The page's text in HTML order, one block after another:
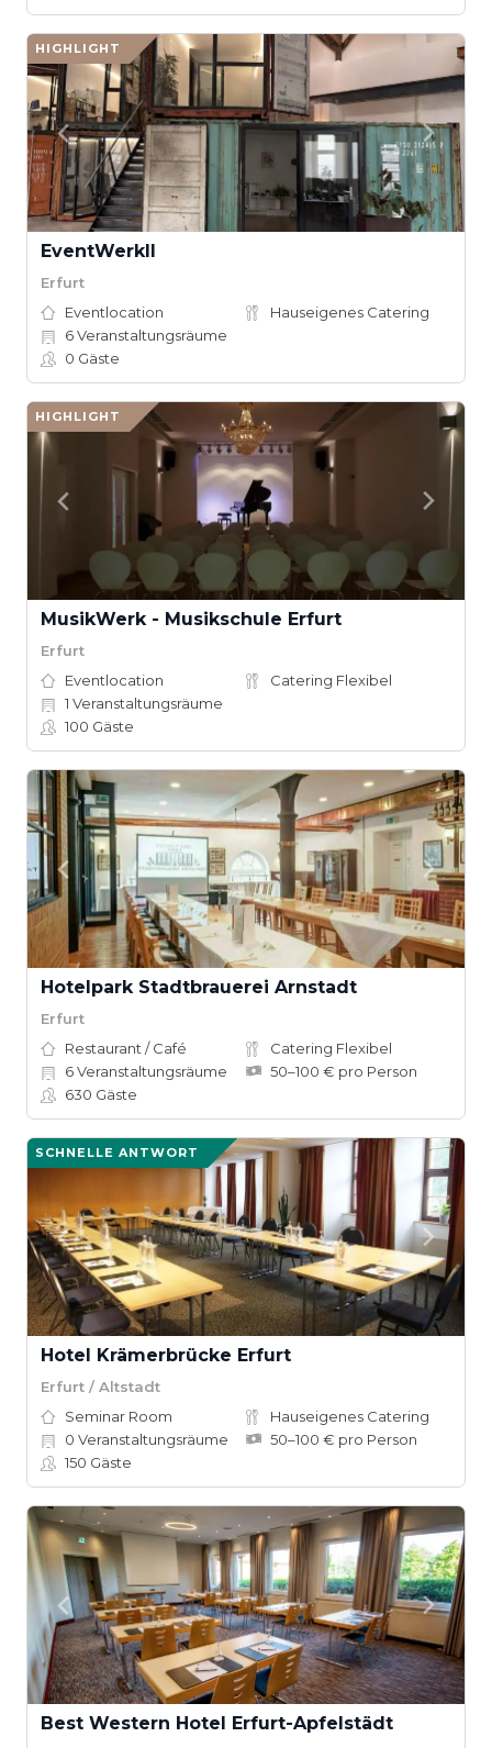
HIGHLIGHT
EventWerkII
Erfurt
Eventlocation
Hauseigenes Catering
6Veranstaltungsräume
0 Gäste
HIGHLIGHT
MusikWerk - Musikschule Erfurt
Erfurt
Eventlocation
Catering Flexibel
1 Veranstaltungsräume
100 Gäste
Hotelpark Stadtbrauerei Arnstadt
Erfurt
Restaurant / Café
Catering Flexibel
6Veranstaltungsräume
50–100 € pro Person
630 Gäste
SCHNELLE ANTWORT
Hotel Krämerbrücke Erfurt
Erfurt / Altstadt
Seminar Room
Hauseigenes Catering
0 Veranstaltungsräume
50–100 € pro Person
150 Gäste
Best Western Hotel Erfurt-Apfelstädt